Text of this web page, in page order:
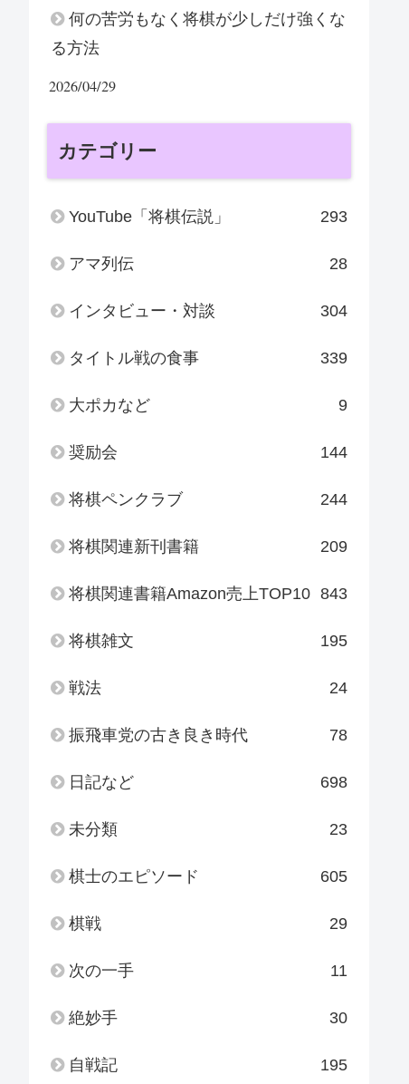
何の苦労もなく将棋が少しだけ強くな
る方法
2026/04/29
カテゴリー
YouTube「将棋伝説」 293
アマ列伝 28
インタビュー・対談 304
タイトル戦の食事 339
大ポカなど 9
奨励会 144
将棋ペンクラブ 244
将棋関連新刊書籍 209
将棋関連書籍Amazon売上TOP10 843
将棋雑文 195
戦法 24
振飛車党の古き良き時代 78
日記など 698
未分類 23
棋士のエピソード 605
棋戦 29
次の一手 11
絶妙手 30
自戦記 195